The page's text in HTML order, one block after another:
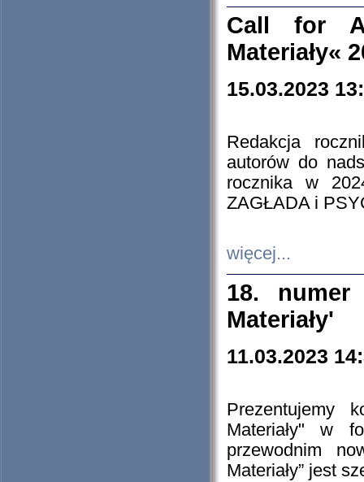
Call for
Materiały«
15.03.2023
Redakcja
autorów do
rocznika w
ZAGŁADA i
więcej...
18. numer
Materiały'
11.03.2023
Prezentujemy
Materiały" w
przewodnim
Materiały” jest